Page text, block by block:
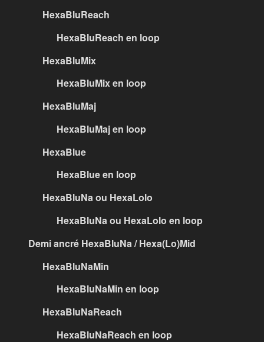
HexaBluReach
HexaBluReach en loop
HexaBluMix
HexaBluMix en loop
HexaBluMaj
HexaBluMaj en loop
HexaBlue
HexaBlue en loop
HexaBluNa ou HexaLolo
HexaBluNa ou HexaLolo en loop
Demi ancré HexaBluNa / Hexa(Lo)Mid
HexaBluNaMin
HexaBluNaMin en loop
HexaBluNaReach
HexaBluNaReach en loop